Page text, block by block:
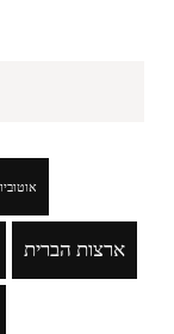
ארצות הברית